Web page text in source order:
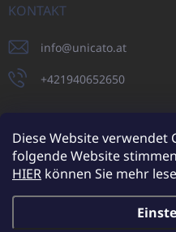
Diese Website verwendet
folgende Website
HIER können Sie mehr
KONTAKT
info@unicato.at
+421940652650
UNICATO.sk